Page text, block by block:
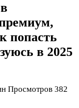
попасть
в 2025
Просмотров 382